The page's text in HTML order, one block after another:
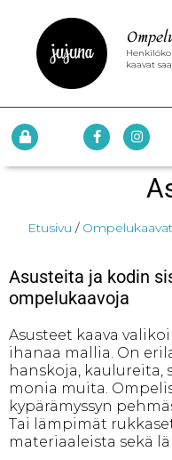
kaavat
Etusivu / Ompelukaavat
Asusteita ja kodin
ompelukaavoja
Asusteet kaava
ihanaa mallia. On
hanskoja, kaulureita,
monia muita.
kypärämyssyn
Tai lämpimät
materiaaleista sekä